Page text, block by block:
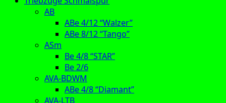
AB
ABe 4/12 “Walzer”
ABe 8/12 “Tango”
ASm
Be 4/8 “STAR”
Be 2/6
AVA-BDWM
ABe 4/8 “Diamant”
AVA-LTB